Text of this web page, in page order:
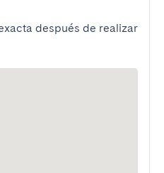
después de realizar